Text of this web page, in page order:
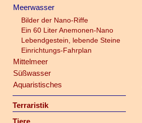
Meerwasser
Bilder der Nano-Riffe
Ein 60 Liter Anemonen-Nano
Lebendgestein, lebende Steine
Einrichtungs-Fahrplan
Mittelmeer
Süßwasser
Aquaristisches
Terraristik
Tiere